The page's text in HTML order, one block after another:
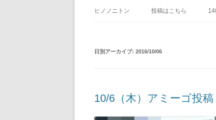
ヒノノニトン 投稿はこちら
日別アーカイブ: 2016/10/06
10/6（木）アミーゴ投稿